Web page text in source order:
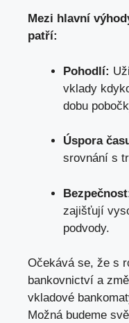
Mezi⁤ hlavní
patří:
Pohodlí:
vklady
dobu
Úspora‌
srovnání s
zajišťují
podvody.
Očekává se, že s
bankovnictví a
vkladové
Možná budeme